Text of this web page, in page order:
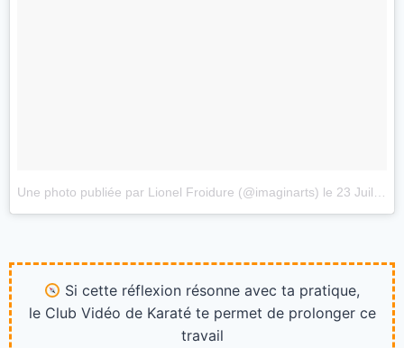
Une photo publiée par Lionel Froidure (@imaginarts) le 23 Juil. 2016 à 16h23 PDT
Si cette réflexion résonne avec ta pratique,
le Club Vidéo de Karaté te permet de prolonger ce
travail